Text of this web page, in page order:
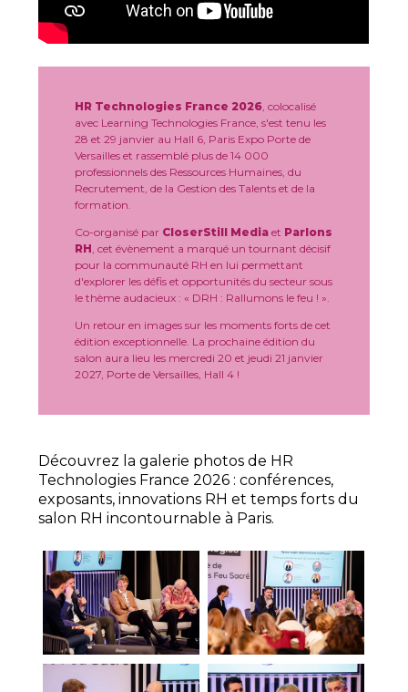
HR Technologies France 2026, colocalisé
avec Learning Technologies France, s'est tenu les
28 et 29 janvier au Hall 6, Paris Expo Porte de
Versailles et rassemblé plus de 14 000
professionnels des Ressources Humaines, du
Recrutement, de la Gestion des Talents et de la
formation.
Co-organisé par CloserStill Media et Parlons
RH, cet évènement a marqué un tournant décisif
pour la communauté RH en lui permettant
d'explorer les défis et opportunités du secteur sous
le thème audacieux : « DRH : Rallumons le feu ! ».
Un retour en images sur les moments forts de cet
édition exceptionnelle. La prochaine édition du
salon aura lieu les mercredi 20 et jeudi 21 janvier
2027, Porte de Versailles, Hall 4 !
Découvrez la galerie photos de HR
Technologies France 2026 : conférences,
exposants, innovations RH et temps forts du
salon RH incontournable à Paris.